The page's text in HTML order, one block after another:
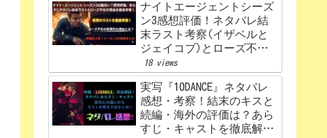
ナイトエージェントシーズ
ン3感想評価！ネタバレ結
末ラスト考察(イザベルと
ジェイコブ)とローズ不在
の理由を解説‼
18 views
実写『10DANCE』ネタバレ
感想・考察！結末のキスと
続編・海外の評価は？あら
すじ・キャストを徹底解